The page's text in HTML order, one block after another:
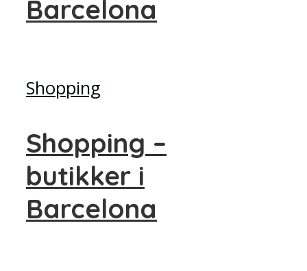
Barcelona
Shopping
Shopping –
butikker i
Barcelona